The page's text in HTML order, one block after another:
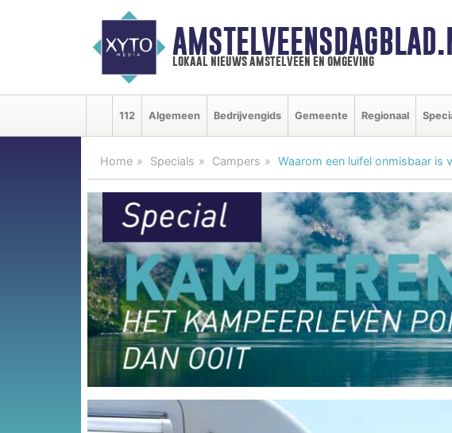
lokaal nieuws amstelveen en omgeving
112 Algemeen Bedrijvengids Gemeente Regionaal
Home Specials Campers Waarom een luifel onmisbaar is